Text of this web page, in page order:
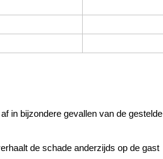
in bijzondere gevallen van de gestelde
de schade anderzijds op de gast